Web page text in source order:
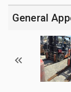
General